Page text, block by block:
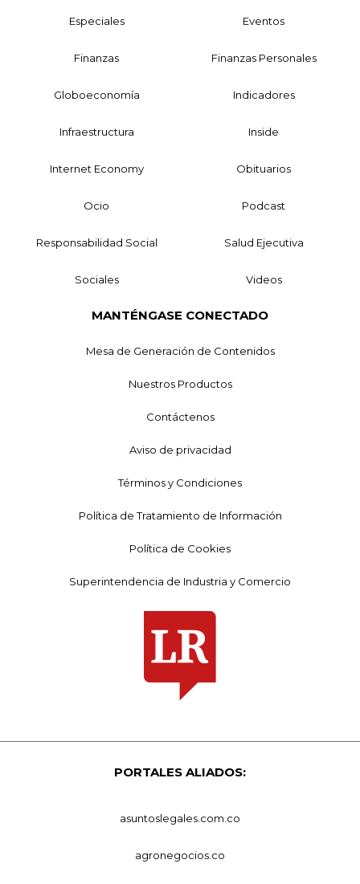
Especiales Eventos
Finanzas Finanzas Personales
Globoeconomía Indicadores
Infraestructura Inside
Internet Economy Obituarios
Ocio Podcast
Responsabilidad Social Salud Ejecutiva
Sociales Videos
MANTÉNGASE CONECTADO
Mesa de Generación de Contenidos
Nuestros Productos
Contáctenos
Aviso de privacidad
Términos y Condiciones
Política de Tratamiento de Información
Política de Cookies
Superintendencia de Industria y Comercio
PORTALES ALIADOS:
asuntoslegales.com.co
agronegocios.co